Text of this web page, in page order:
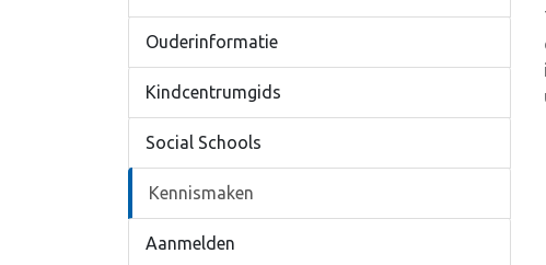
Ouderinformatie
Kindcentrumgids
Social Schools
Kennismaken
Aanmelden